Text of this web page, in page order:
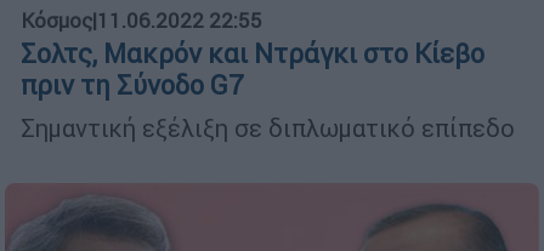
Κόσμος|11.06.2022 22:55
Σολτς, Μακρόν και Ντράγκι στο Κίεβο
πριν τη Σύνοδο G7
Σημαντική εξέλιξη σε διπλωματικό επίπεδο